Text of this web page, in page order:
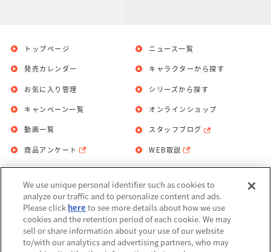
トップページ
発売カレンダー
お気に入り管理
ニュース一覧
キャラクターから探す
シリーズから探す
キャンペーン一覧
動画一覧
商品アンケート
オンラインショップ
スタッフブログ
WEB取説
お問い合わせ 個人情報保護方針
利用規約
Do Not Sell or Share My Personal
Information
We use unique personal identifier such as cookies to
analyze our traffic and to personalize content and ads.
Please click here to see more details about how we use
cookies and the retention period of each cookie. We may
sell or share information about your use of our website
to/with our analytics and advertising partners, who may